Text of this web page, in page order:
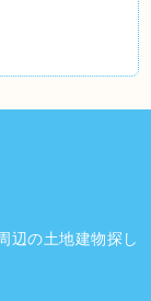
辺の土地建物探し